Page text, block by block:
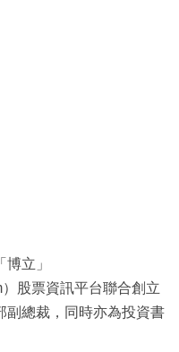
立」
股票資訊平台聯合創立
副總裁，同時亦為投資書